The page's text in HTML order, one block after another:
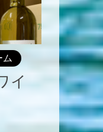
ム
イ